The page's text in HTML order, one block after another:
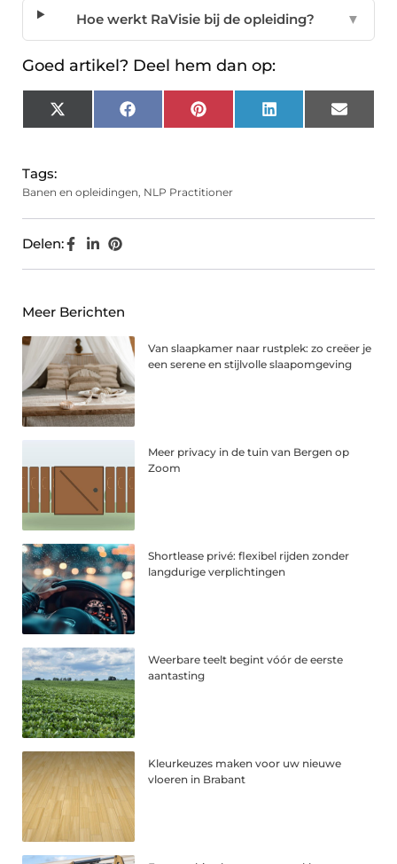
Hoe werkt RaVisie bij de opleiding? ▼
Goed artikel? Deel hem dan op:
X
(Twitter)
FacebookPinterest LinkedIn Email
Tags:
Banen en opleidingen, NLP Practitioner
Delen:
Meer Berichten
Van slaapkamer naar rustplek: zo creëer je
een serene en stijlvolle slaapomgeving
Meer privacy in de tuin van Bergen op
Zoom
Shortlease privé: flexibel rijden zonder
langdurige verplichtingen
Weerbare teelt begint vóór de eerste
aantasting
Kleurkeuzes maken voor uw nieuwe
vloeren in Brabant